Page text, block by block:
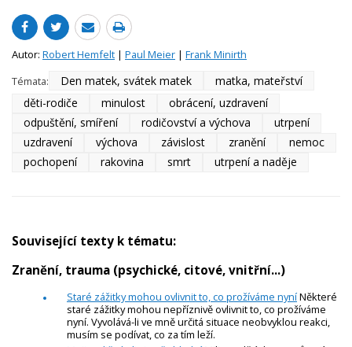
Autor: Robert Hemfelt | Paul Meier | Frank Minirth
Témata:
Den matek, svátek matek
matka, mateřství
děti-rodiče
minulost
obrácení, uzdravení
odpuštění, smíření
rodičovství a výchova
utrpení
uzdravení
výchova závislost zranění
nemoc
pochopení
rakovina smrt utrpení a naděje
Související texty k tématu:
Zranění, trauma (psychické, citové, vnitřní...)
Staré zážitky mohou ovlivnit to, co prožíváme nyníNěkteré
staré zážitky mohou nepříznivě ovlivnit to, co prožíváme
nyní. Vyvolává-li ve mně určitá situace neobvyklou reakci,
musím se podívat, co za tím leží.